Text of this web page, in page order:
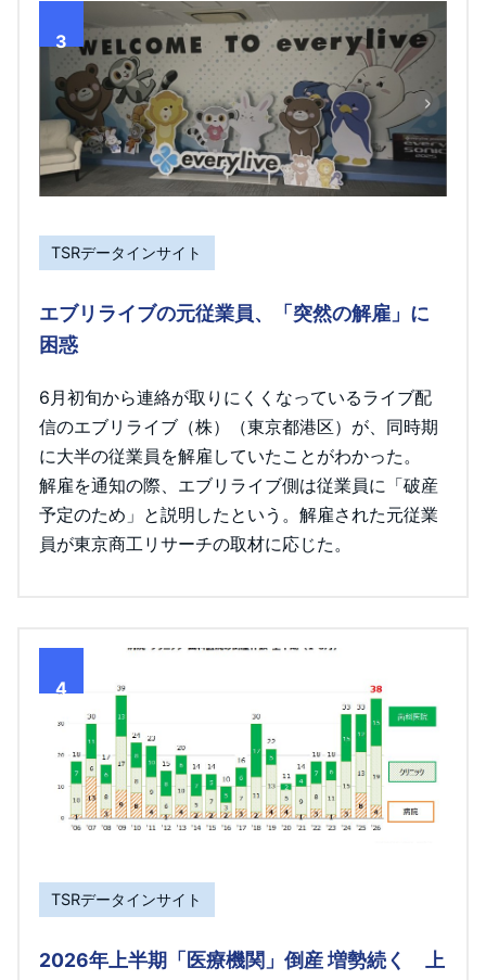
3
TSRデータインサイト
エブリライブの元従業員、「突然の解雇」に
困惑
6月初旬から連絡が取りにくくなっているライブ配
信のエブリライブ（株）（東京都港区）が、同時期
に大半の従業員を解雇していたことがわかった。
解雇を通知の際、エブリライブ側は従業員に「破産
予定のため」と説明したという。解雇された元従業
員が東京商工リサーチの取材に応じた。
4
TSRデータインサイト
2026年上半期「医療機関」倒産 増勢続く 上